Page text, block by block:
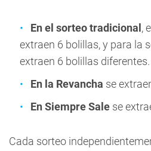
En el sorteo tradicional,
extraen 6 bolillas, y para la
extraen 6 bolillas diferentes.
En la Revancha se
En Siempre Sale se
Cada sorteo